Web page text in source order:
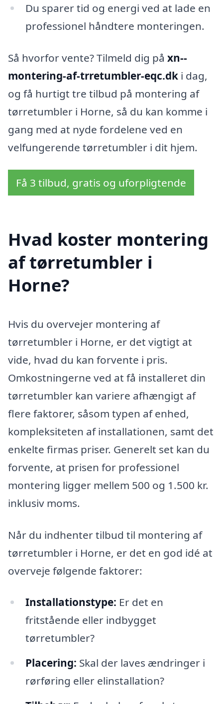
Du sparer tid og energi ved at lade en
professionel håndtere monteringen.
Så hvorfor vente? Tilmeld dig på xn--
montering-af-trretumbler-eqc.dk i dag,
og få hurtigt tre tilbud på montering af
tørretumbler i Horne, så du kan komme i
gang med at nyde fordelene ved en
velfungerende tørretumbler i dit hjem.
Få 3 tilbud, gratis og uforpligtende
Hvad koster montering
af tørretumbler i
Horne?
Hvis du overvejer montering af
tørretumbler i Horne, er det vigtigt at
vide, hvad du kan forvente i pris.
Omkostningerne ved at få installeret din
tørretumbler kan variere afhængigt af
flere faktorer, såsom typen af enhed,
kompleksiteten af installationen, samt det
enkelte firmas priser. Generelt set kan du
forvente, at prisen for professionel
montering ligger mellem 500 og 1.500 kr.
inklusiv moms.
Når du indhenter tilbud til montering af
tørretumbler i Horne, er det en god idé at
overveje følgende faktorer:
Installationstype: Er det en
fritstående eller indbygget
tørretumbler?
Placering: Skal der laves ændringer i
rørføring eller elinstallation?